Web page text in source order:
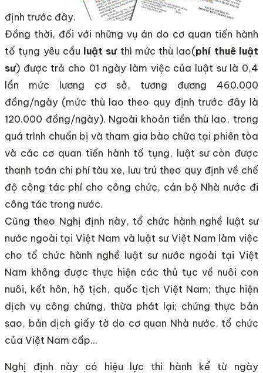
định trước đây.
Đồng thời, đối với những vụ án do cơ quan tiến hành
tố tụng yêu cầu luật sư thì mức thù lao(phí thuê luật
sư) được trả cho 01 ngày làm việc của luật sư là 0,4
lần mức lương cơ sở, tương đương 460.000
đồng/ngày (mức thù lao theo quy định trước đây là
120.000 đồng/ngày). Ngoài khoản tiền thù lao, trong
quá trình chuẩn bị và tham gia bào chữa tại phiên tòa
và các cơ quan tiến hành tố tụng, luật sư còn được
thanh toán chi phí tàu xe, lưu trú theo quy định về chế
độ công tác phí cho công chức, cán bộ Nhà nước đi
công tác trong nước.
Cũng theo Nghị định này, tổ chức hành nghề luật sư
nước ngoài tại Việt Nam và luật sư Việt Nam làm việc
cho tổ chức hành nghề luật sư nước ngoài tại Việt
Nam không được thực hiện các thủ tục về nuôi con
nuôi, kết hôn, hộ tịch, quốc tịch Việt Nam; thực hiện
dịch vụ công chứng, thừa phát lại; chứng thực bản
sao, bản dịch giấy tờ do cơ quan Nhà nước, tổ chức
của Việt Nam cấp…
Nghị định này có hiệu lực thi hành kể từ ngày